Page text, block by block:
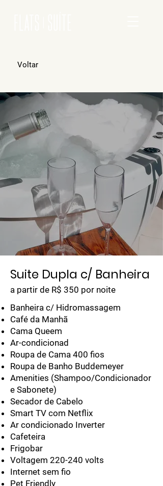
Voltar
Suite Dupla c/ Banheira
a partir de R$ 350 por noite
Banheira c/ Hidromassagem
Café da Manhã
Cama Queem
Ar-condicionad
Roupa de Cama 400 fios
Roupa de Banho Buddemeyer
Amenities (Shampoo/Condicionador
e Sabonete)
Secador de Cabelo
Smart TV com Netflix
Ar condicionado Inverter
Cafeteira
Frigobar
Voltagem 220-240 volts
Internet sem fio
Pet Friendly